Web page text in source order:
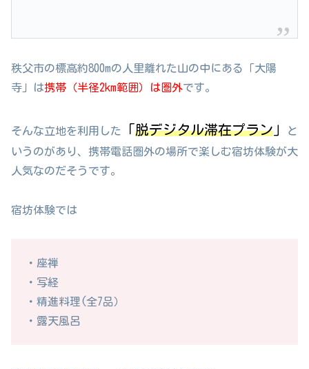
秩父市の標高約800mの人里離れた山の中にある「大陽
寺」は携帯（半径2km範囲）は圏外です。
そんな立地を利用した 「脱デジタル滞在プラン 」
と
いうのがあり、携帯電話圏外の場所で楽しむ宿坊体験が大
人気なのだそうです。
宿坊体験では
・座禅
・写経
・精進料理(全7品）
・露天風呂